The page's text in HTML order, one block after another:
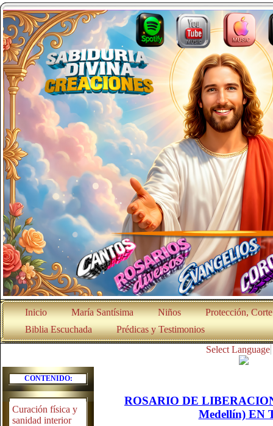
Inicio María Santísima Niños
Protección,
Biblia Escuchada
Prédicas y Testimonios
Select Language
CONTENIDO:
Curación física y
sanidad interior
ROSARIO DE
Medellín) EN